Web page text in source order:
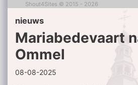
Shout4Sites © 2015 - 2026
nieuws
Mariabedevaart
Ommel
08-08-2025